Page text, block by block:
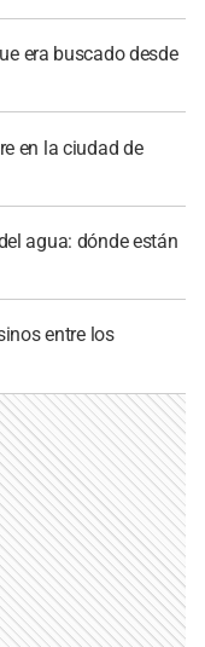
era buscado desde
en la ciudad de
agua: dónde están
entre los